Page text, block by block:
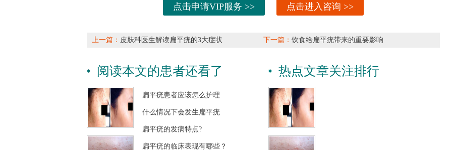
点击申请VIP服务 >> 点击进入咨询 >>
上一篇： 皮肤科医生解读扁平疣的3大症状 下一篇： 饮食给扁平疣带来的重要影响
阅读本文的患者还看了
扁平疣患者应该怎么护理
什么情况下会发生扁平疣
扁平疣的发病特点?
扁平疣的临床表现有哪些？
热点文章关注排行